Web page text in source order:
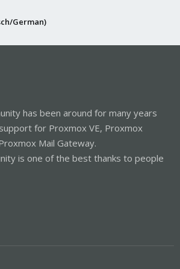
German)
has been around for many years
for Proxmox VE, Proxmox
Mail Gateway.
is one of the best thanks to people